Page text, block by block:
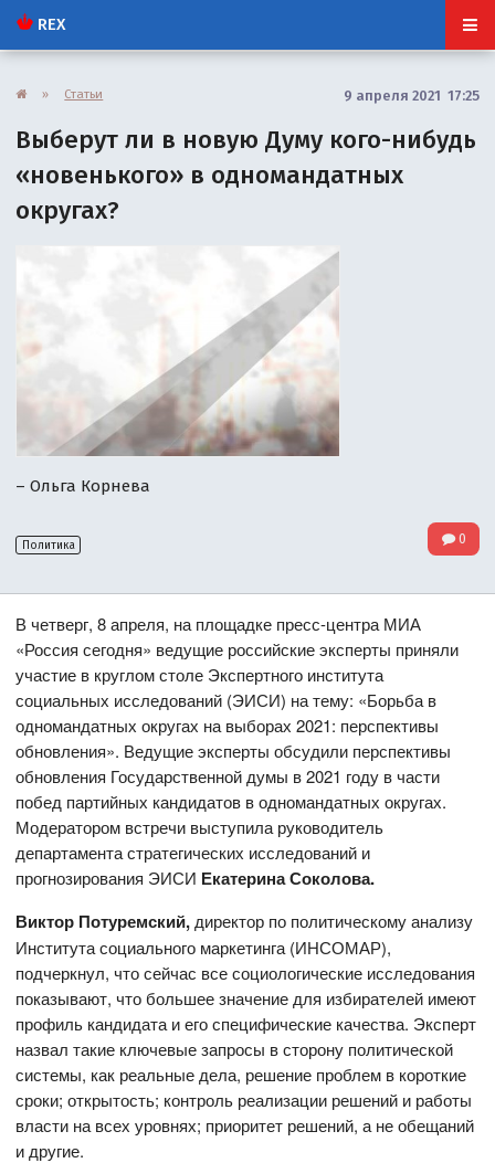
REX
» Статьи 9 апреля 2021 17:25
Выберут ли в новую Думу кого-нибудь
«новенького» в одномандатных
округах?
– Ольга Корнева
Политика 0
В четверг, 8 апреля, на площадке пресс-центра МИА
«Россия сегодня» ведущие российские эксперты приняли
участие в круглом столе Экспертного института
социальных исследований (ЭИСИ) на тему: «Борьба в
одномандатных округах на выборах 2021: перспективы
обновления». Ведущие эксперты обсудили перспективы
обновления Государственной думы в 2021 году в части
побед партийных кандидатов в одномандатных округах.
Модератором встречи выступила руководитель
департамента стратегических исследований и
прогнозирования ЭИСИ Екатерина Соколова.
Виктор Потуремский, директор по политическому анализу
Института социального маркетинга (ИНСОМАР),
подчеркнул, что сейчас все социологические исследования
показывают, что большее значение для избирателей имеют
профиль кандидата и его специфические качества. Эксперт
назвал такие ключевые запросы в сторону политической
системы, как реальные дела, решение проблем в короткие
сроки; открытость; контроль реализации решений и работы
власти на всех уровнях; приоритет решений, а не обещаний
и другие.